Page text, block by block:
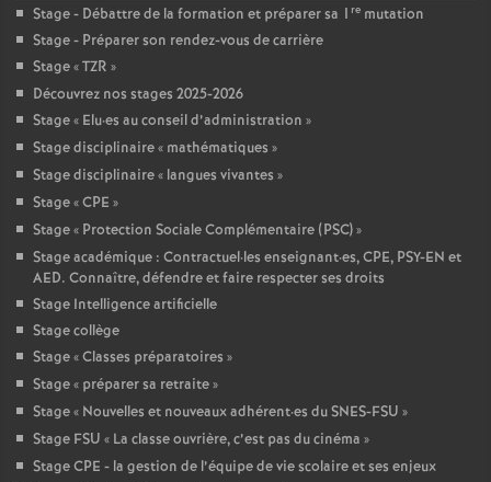
Stage - Débattre de la formation et préparer sa 1 re mutation
Stage - Préparer son rendez-vous de carrière
Stage «TZR »
Découvrez nos stages 2025-2026
Stage « Elu·es au conseil d’administration »
Stage disciplinaire « mathématiques »
Stage disciplinaire « langues vivantes »
Stage «CPE »
Stage « Protection Sociale Complémentaire (PSC)»
Stage académique : Contractuel·les enseignant·es, CPE, PSY-EN et
AED. Connaître, défendre et faire respecter ses droits
Stage Intelligence artificielle
Stage collège
Stage «Classes préparatoires »
Stage « préparer sa retraite»
Stage « Nouvelles et nouveaux adhérent·es du SNES-FSU »
Stage FSU « La classe ouvrière, c’est pas du cinéma »
Stage CPE - la gestion de l’équipe de vie scolaire et ses enjeux